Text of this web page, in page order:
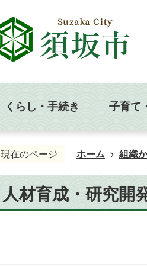
くらし・手続き 子育て
現在のページ ホーム 組織
人材育成・研究開